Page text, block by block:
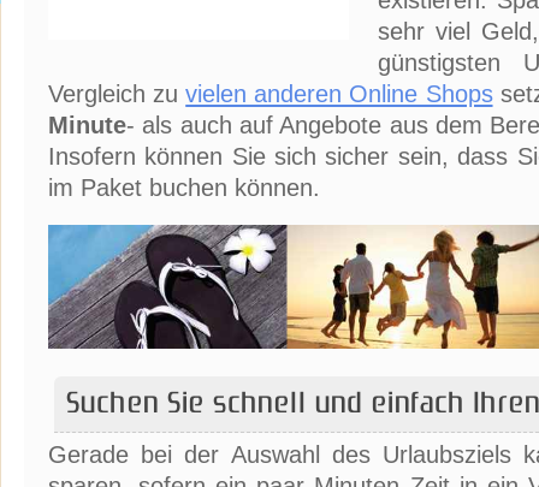
sehr viel
günstigsten
Vergleich zuvielen anderen Online Shops
Minute- als auch auf Angebote aus dem
Insofern können Sie sich sicher sein, dass
im Paket buchen können.
Suchen Sie schnell und einfach
Gerade bei der Auswahl des Urlaubsziels